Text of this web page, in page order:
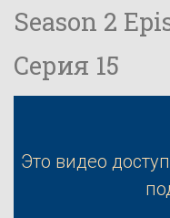
Season 2
Серия 15
Это видео